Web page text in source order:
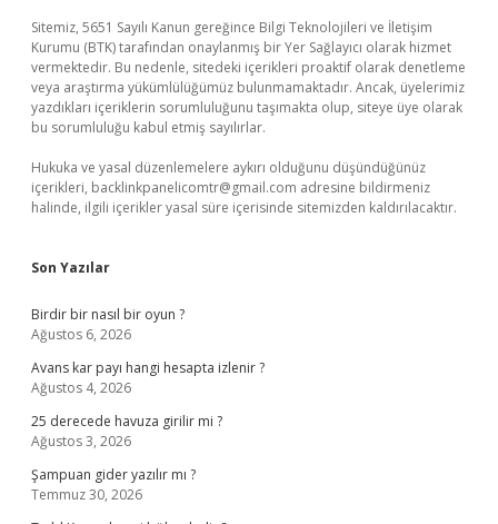
Sitemiz, 5651 Sayılı Kanun gereğince Bilgi Teknolojileri ve İletişim
Kurumu (BTK) tarafından onaylanmış bir Yer Sağlayıcı olarak hizmet
vermektedir. Bu nedenle, sitedeki içerikleri proaktif olarak denetleme
veya araştırma yükümlülüğümüz bulunmamaktadır. Ancak, üyelerimiz
yazdıkları içeriklerin sorumluluğunu taşımakta olup, siteye üye olarak
bu sorumluluğu kabul etmiş sayılırlar.
Hukuka ve yasal düzenlemelere aykırı olduğunu düşündüğünüz
içerikleri, backlinkpanelicomtr@gmail.com adresine bildirmeniz
halinde, ilgili içerikler yasal süre içerisinde sitemizden kaldırılacaktır.
Son Yazılar
Birdir bir nasıl bir oyun ?
Ağustos 6, 2026
Avans kar payı hangi hesapta izlenir ?
Ağustos 4, 2026
25 derecede havuza girilir mi ?
Ağustos 3, 2026
Şampuan gider yazılır mı ?
Temmuz 30, 2026